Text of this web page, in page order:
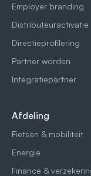
Employer branding
Distributeuractivatie
Directieprofilering
Partner worden
Integratiepartner
Afdeling
Fietsen & mobiliteit
Energie
Finance &